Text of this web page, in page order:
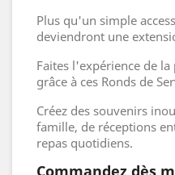
Plus qu'un simple
deviendront une
Faites l'expérience de
grâce à ces Ronds de
Créez des souvenirs
famille, de réceptions
repas quotidiens.
Commandez dès